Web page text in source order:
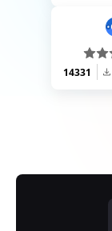
14331